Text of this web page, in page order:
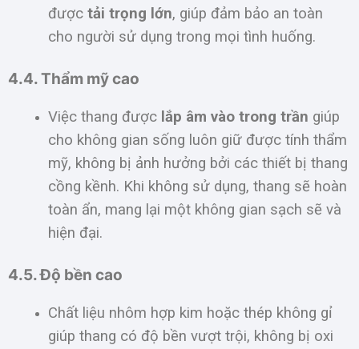
được tải trọng lớn, giúp đảm bảo an toàn
cho người sử dụng trong mọi tình huống.
4.4. Thẩm mỹ cao
Việc thang được lắp âm vào trong trần giúp
cho không gian sống luôn giữ được tính thẩm
mỹ, không bị ảnh hưởng bởi các thiết bị thang
cồng kềnh. Khi không sử dụng, thang sẽ hoàn
toàn ẩn, mang lại một không gian sạch sẽ và
hiện đại.
4.5. Độ bền cao
Chất liệu nhôm hợp kim hoặc thép không gỉ
giúp thang có độ bền vượt trội, không bị oxi